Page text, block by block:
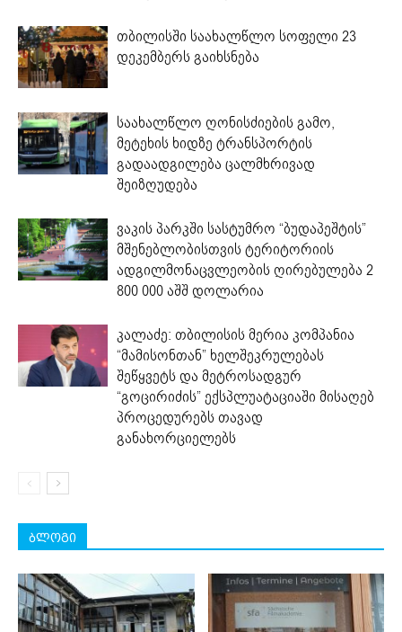
თბილისში საახალწლო სოფელი 23
დეკემბერს გაიხსნება
საახალწლო ღონისძიების გამო,
მეტეხის ხიდზე ტრანსპორტის
გადაადგილება ცალმხრივად
შეიზღუდება
ვაკის პარკში სასტუმრო “ბუდაპეშტის”
მშენებლობისთვის ტერიტორიის
ადგილმონაცვლეობის ღირებულება 2
800 000 აშშ დოლარია
კალაძე: თბილისის მერია კომპანია
“მამისონთან” ხელშეკრულებას
შეწყვეტს და მეტროსადგურ
“გოცირიძის” ექსპლუატაციაში მისაღებ
პროცედურებს თავად
განახორციელებს
ბლოგი